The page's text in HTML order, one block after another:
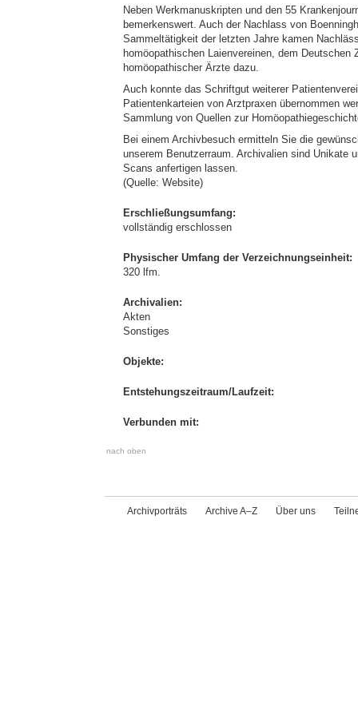
Neben Werkmanuskripten und den 55
bemerkenswert. Auch der Nachlass von
Sammeltätigkeit der letzten Jahre kamen
homöopathischen Laienvereinen, dem
homöopathischer Ärzte dazu.
Auch konnte das Schriftgut weiterer
Patientenkarteien von Arztpraxen übernommen
Sammlung von Quellen zur
Bei einem Archivbesuch ermitteln Sie die
unserem Benutzerraum. Archivalien sind Unikate
Scans anfertigen lassen.
(Quelle: Website)
Erschließungsumfang:
vollständig erschlossen
Physischer Umfang der Verzeichnungseinheit:
320 lfm.
Archivalien:
Akten
Sonstiges
Objekte:
Entstehungszeitraum/Laufzeit:
Verbunden mit:
nach oben
Archivporträts Archive A–Z Über uns